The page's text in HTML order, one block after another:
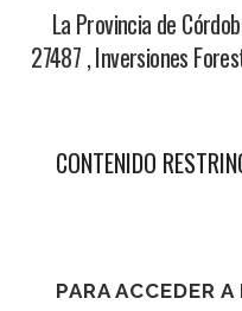
La Provincia de
27487 , Inversiones
CONTENIDO
PARA ACCEDER